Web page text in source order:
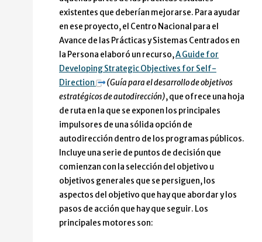
existentes que deberían mejorarse. Para ayudar
en ese proyecto, el Centro Nacional para el
Avance de las Prácticas y Sistemas Centrados en
la Persona elaboró un recurso,A Guide for
Developing Strategic Objectives for Self-
Direction
(Guía para el desarrollo de objetivos
estratégicos de autodirección), que ofrece una hoja
de ruta en la que se exponen los principales
impulsores de una sólida opción de
autodirección dentro de los programas públicos.
Incluye una serie de puntos de decisión que
comienzan con la selección del objetivo u
objetivos generales que se persiguen, los
aspectos del objetivo que hay que abordar y los
pasos de acción que hay que seguir. Los
principales motores son: